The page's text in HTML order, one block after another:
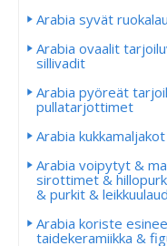
Arabia syvät
Arabia ovaalit
sillivadit
Arabia pyöreät
pullatarjottimet
Arabia
Arabia voipytyt &
sirottimet &
& purkit &
Arabia koriste
taidekeramiikka &